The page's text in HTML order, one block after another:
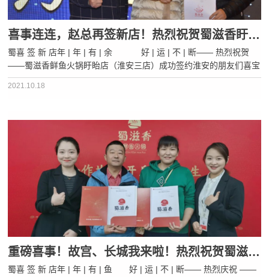
喜事连连，赵总再签新店！热烈祝贺蜀滋香盱眙店（淮安三店）成功签约！
蜀喜 签 新 店年 | 年 | 有 | 余 好 | 运 | 不 | 断—— 热烈祝贺
——蜀滋香鲜鱼火锅盱眙店（淮安三店）成功签约淮安的朋友们喜宝
经常听你们说金湖一店、金湖二店人气太爆棚了经常去吃鱼都要提前
2021.10.18
重磅喜事！故宫、长城我来啦！热烈祝贺蜀滋香北京蒋宅口店、鼓楼店两店齐签！
蜀喜 签 新 店年 | 年 | 有 | 鱼 好 | 运 | 不 | 断—— 热烈庆祝 ——